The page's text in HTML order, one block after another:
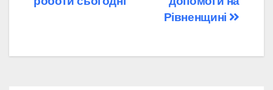
Рівненщині